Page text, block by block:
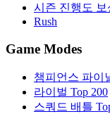
시즌 진행도 보
Rush
Game Modes
챔피언스 파이
라이벌 Top 200
스쿼드 배틀